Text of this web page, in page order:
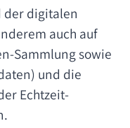
der digitalen
auch auf
Sammlung sowie
und die
Echtzeit-